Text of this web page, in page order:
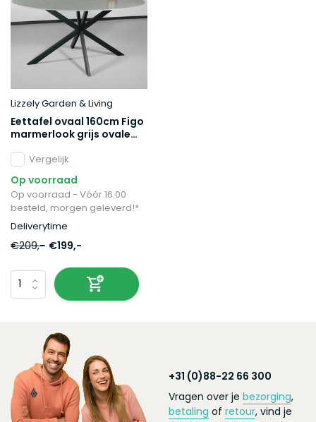
Lizzely Garden & Living
Eettafel ovaal 160cm Figo
marmerlook grijs ovale
Vergelijk
Op voorraad
Op voorraad - Vóór 16:00
besteld, morgen geleverd!*
Deliverytime
€209,- €199,-
+31 (0)88-22 66 300
Vragen over je bezorging,
betaling of retour, vind je